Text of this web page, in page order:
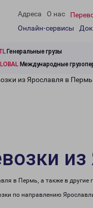
Адреса О нас
Онлайн-сервисы
Генеральные грузы
Международные
из Ярославля в Пермь
в Пермь, а также в
по направлению